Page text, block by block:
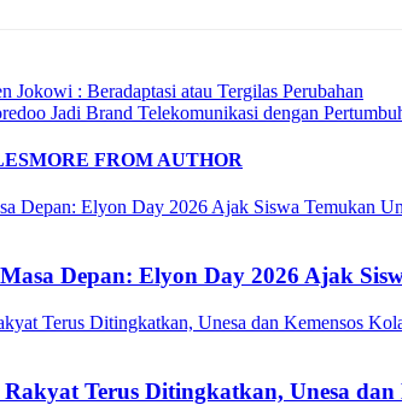
Jokowi : Beradaptasi atau Tergilas Perubahan
Jadi Brand Telekomunikasi dengan
MORE FROM AUTHOR
Depan: Elyon Day 2026 Ajak
Terus Ditingkatkan, Unesa